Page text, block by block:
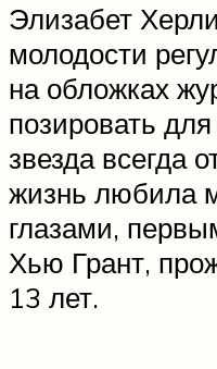
Элизабет
молодости
на обложках
позировать
звезда всегда
жизнь любила
глазами,
Хью Грант,
13 лет.